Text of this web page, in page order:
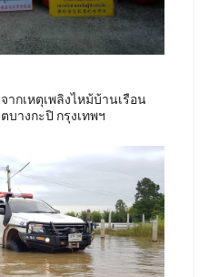
กเหตุเพลิงไหม้บ้านเรือน
างกะปิ กรุงเทพฯ